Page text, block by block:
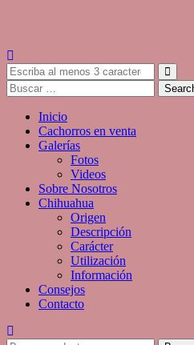
Inicio
Cachorros en venta
Galerías
Fotos
Videos
Sobre Nosotros
Chihuahua
Origen
Descripción
Carácter
Utilización
Información
Consejos
Contacto